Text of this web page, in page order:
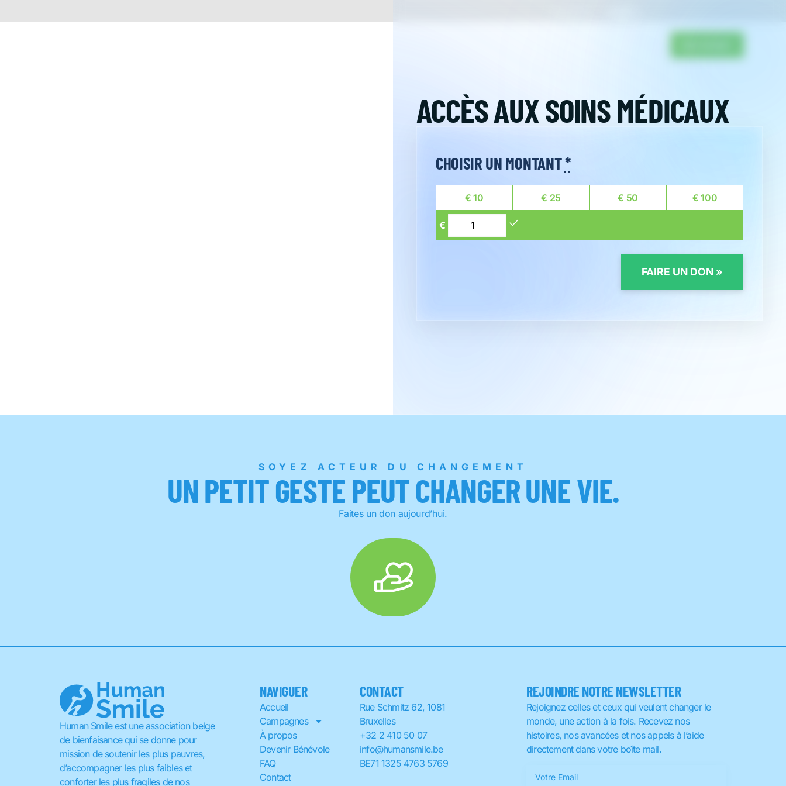
ACCÈS AUX SOINS MÉDICAUX
CHOISIR UN MONTANT*
€ 10 € 25 € 50 € 100
€
FAIRE UN DON »
SOYEZ ACTEUR DU CHANGEMENT
UN PETIT GESTE PEUT CHANGER UNE VIE.
Faites un don aujourd’hui.
Human Smile est une association belge
de bienfaisance qui se donne pour
mission de soutenir les plus pauvres,
d’accompagner les plus faibles et
conforter les plus fragiles de nos
NAVIGUER
Accueil
Campagnes
À propos
Devenir Bénévole
FAQ
Contact
CONTACT
Rue Schmitz 62, 1081
Bruxelles
+32 2 410 50 07
info@humansmile.be
BE71 1325 4763 5769
REJOINDRE NOTRE NEWSLETTER
Rejoignez celles et ceux qui veulent changer le
monde, une action à la fois. Recevez nos
histoires, nos avancées et nos appels à l’aide
directement dans votre boîte mail.